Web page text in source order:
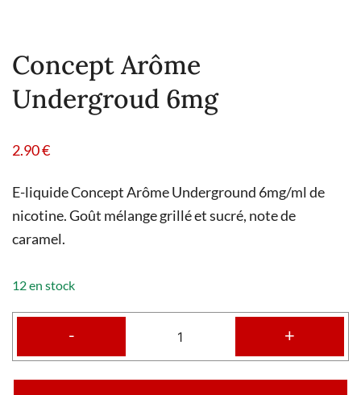
Concept Arôme
Undergroud 6mg
2.90€
E-liquide Concept Arôme Underground 6mg/ml de
nicotine. Goût mélange grillé et sucré, note de
caramel.
12 en stock
- +